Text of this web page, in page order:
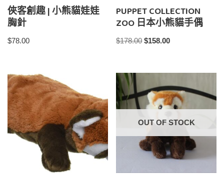
俠客創趣 | 小熊貓娃娃
胸針
$78.00
PUPPET COLLECTION
ZOO 日本小熊貓手偶
$178.00 $158.00
OUT OF STOCK